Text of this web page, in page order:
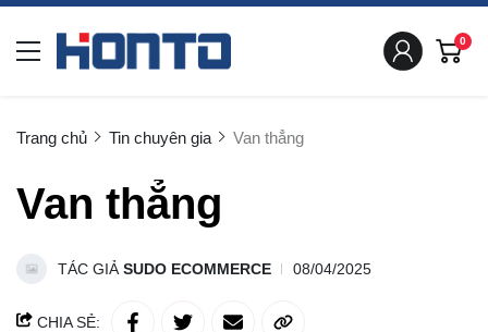
0
Trang chủ Tin chuyên gia Van thẳng
Van thẳng
TÁC GIẢ SUDO ECOMMERCE 08/04/2025
CHIA SẺ: